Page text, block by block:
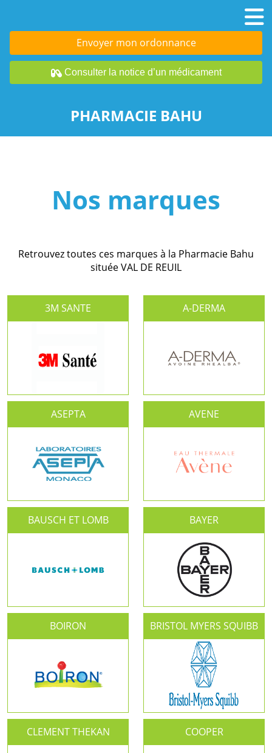
Envoyer mon ordonnance
Consulter la notice d’un médicament
PHARMACIE BAHU
Nos marques
Retrouvez toutes ces marques à la Pharmacie Bahu
située VAL DE REUIL
3M SANTE A-DERMA
ASEPTA AVENE
BAUSCH ET LOMB BAYER
BOIRON BRISTOL MYERS SQUIBB
CLEMENT THEKAN COOPER